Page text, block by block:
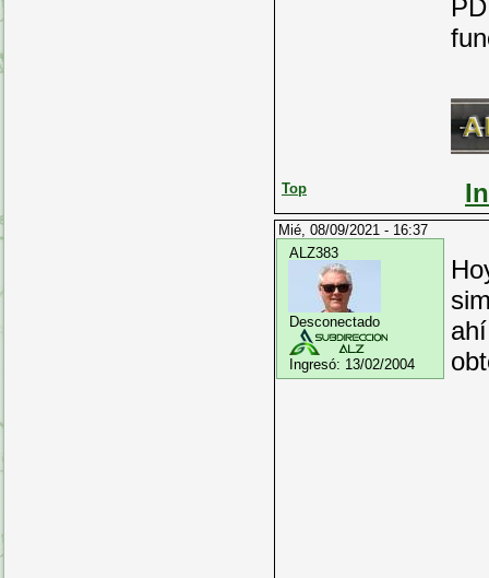
Top
Mié, 08/09/2021 - 16:37
ALZ383
Desconectado
Ingresó: 13/02/2004